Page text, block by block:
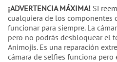
¡ADVERTENCIA MÁXIMA! Si
cualquiera de los componentes
funcionar para siempre. La
pero no podrás desbloquear el
Animojis. Es una reparación
cámara de selfies funciona pero